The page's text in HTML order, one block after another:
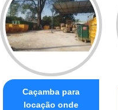
Caçamba para
locação onde